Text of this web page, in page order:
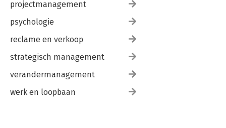
projectmanagement
psychologie
reclame en verkoop
strategisch management
verandermanagement
werk en loopbaan